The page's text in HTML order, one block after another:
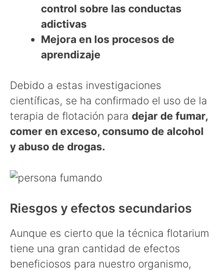
control sobre las conductas
adictivas
Mejora en los procesos de
aprendizaje
Debido a estas investigaciones
científicas, se ha confirmado el uso de la
terapia de flotación para dejar de fumar,
comer en exceso, consumo de alcohol
y abuso de drogas.
Riesgos y efectos secundarios
Aunque es cierto que la técnica flotarium
tiene una gran cantidad de efectos
beneficiosos para nuestro organismo,